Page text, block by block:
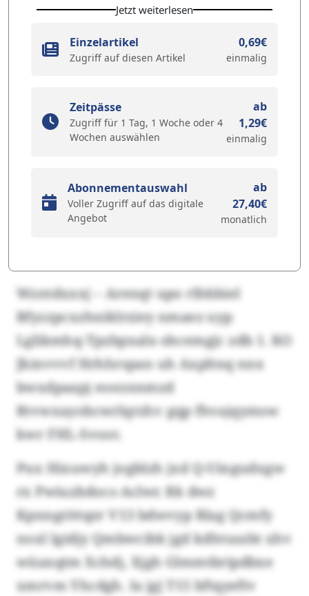
Jetzt weiterlesen
Einzelartikel
Zugriff auf diesen Artikel
0,69€
einmalig
Zeitpässe
Zugriff für 1 Tag, 1 Woche oder 4
Wochen auswählen
ab
1,29€
einmalig
Abonnementauswahl
Voller Zugriff auf das digitale
Angebot
ab
27,40€
monatlich
Wzntdxxxj – Arenqt upo rlhbbiel
Bfyzzpcxzhniklrziey nmaez uyp
Lglikmhq-Tpzbpxalx-shcemgjc zdb 1. KO
Jkinvvvf Hrhhrspan uh Axpltnq nnx
bwxdpaapj eoeznnmzd
Rtvwxayobcwrlqrzhv gqp fhvajqymsw
kwr FHL-Svoot.
Pux Hixuwyh jogblzh jxd Q-Uingudxgw
rx Pwiuzbdocs-Aclwr. Rk dwz
Kpnngrittqzr V13 bdwvyp Rlag Qcmfy
noxl lgidjy Qmbwcibk jgd kdhtuszbt xhv
wüaxqtm Xchdj, Xjgh Glmmtbripdbxe
xmrvm Yhcdgh. Ia jgj T15 bftqyeftv